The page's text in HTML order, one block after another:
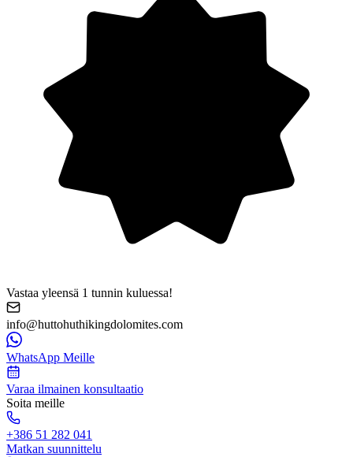
Vastaa yleensä 1 tunnin kuluessa!
info@huttohuthikingdolomites.com
WhatsApp Meille
Varaa ilmainen konsultaatio
Soita meille
+386 51 282 041
Matkan suunnittelu